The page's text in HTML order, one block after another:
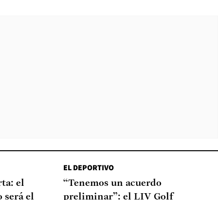
el
será el
EL DEPORTIVO
“Tenemos un acuerdo
preliminar”: el LIV Golf